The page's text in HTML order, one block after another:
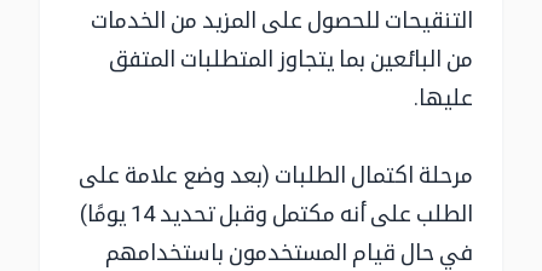
التنقيحات للحصول على المزيد من الخدمات
من البائعين بما يتجاوز المتطلبات المتفق
عليها.
مرحلة اكتمال الطلبات (بعد وضع علامة على
الطلب على أنه مكتمل وقبل تحديد 14 يومًا)
في حال قيام المستخدمون باستخدامهم